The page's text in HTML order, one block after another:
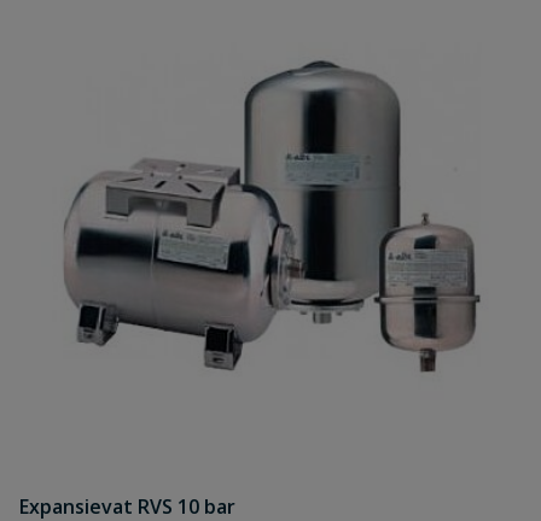
Naam
Samenvatting
Beoordeling
Beoordeling versturen
Expansievat RVS 10 bar